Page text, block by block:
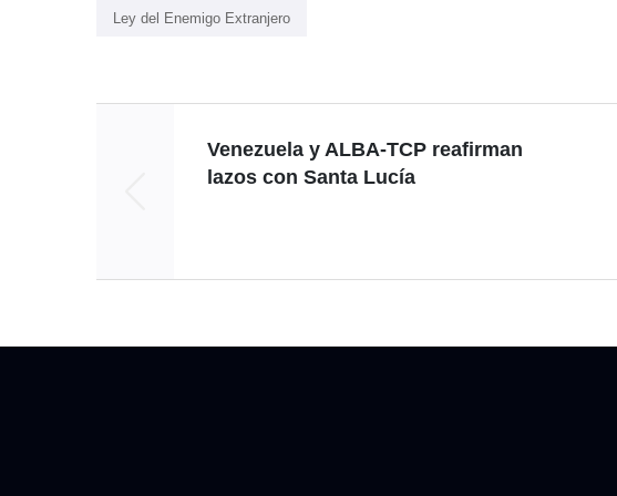
Ley del Enemigo Extranjero
Venezuela y ALBA-TCP reafirman
lazos con Santa Lucía